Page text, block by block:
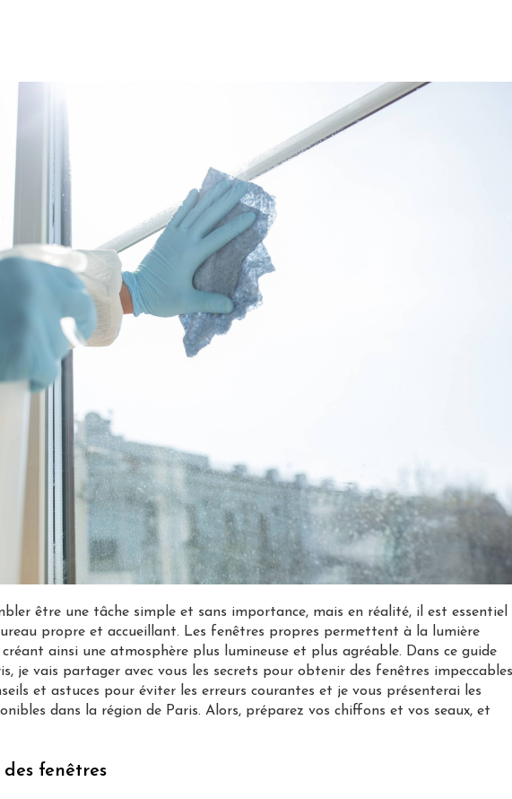
être une tâche simple et sans importance, mais en réalité, il est essentiel
propre et accueillant. Les fenêtres propres permettent à la lumière
ainsi une atmosphère plus lumineuse et plus agréable. Dans ce guide
je vais partager avec vous les secrets pour obtenir des fenêtres
et astuces pour éviter les erreurs courantes et je vous présenterai les
dans la région de Paris. Alors, préparez vos chiffons et vos seaux, et
fenêtres